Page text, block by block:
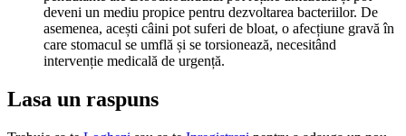
deveni un mediu propice pentru dezvoltarea bacteriilor. De
asemenea, acești câini pot suferi de bloat, o afecțiune gravă în
care stomacul se umflă și se torsionează, necesitând
intervenție medicală de urgență.
Lasa un raspuns